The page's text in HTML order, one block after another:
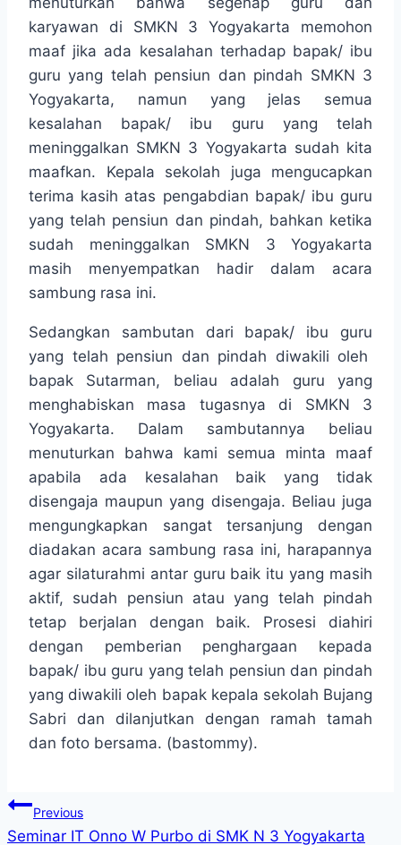
karyawan di SMKN 3 Yogyakarta memohon
maaf jika ada kesalahan terhadap bapak/ ibu
guru yang telah pensiun dan pindah SMKN 3
Yogyakarta, namun yang jelas semua
kesalahan bapak/ ibu guru yang telah
meninggalkan SMKN 3 Yogyakarta sudah kita
maafkan. Kepala sekolah juga mengucapkan
terima kasih atas pengabdian bapak/ ibu guru
yang telah pensiun dan pindah, bahkan ketika
sudah meninggalkan SMKN 3 Yogyakarta
masih menyempatkan hadir dalam acara
sambung rasa ini.
Sedangkan sambutan dari bapak/ ibu guru
yang telah pensiun dan pindah diwakili oleh
bapak Sutarman, beliau adalah guru yang
menghabiskan masa tugasnya di SMKN 3
Yogyakarta. Dalam sambutannya beliau
menuturkan bahwa kami semua minta maaf
apabila ada kesalahan baik yang tidak
disengaja maupun yang disengaja. Beliau juga
mengungkapkan sangat tersanjung dengan
diadakan acara sambung rasa ini, harapannya
agar silaturahmi antar guru baik itu yang masih
aktif, sudah pensiun atau yang telah pindah
tetap berjalan dengan baik. Prosesi diahiri
dengan pemberian penghargaan kepada
bapak/ ibu guru yang telah pensiun dan pindah
yang diwakili oleh bapak kepala sekolah Bujang
Sabri dan dilanjutkan dengan ramah tamah
dan foto bersama. (bastommy).
Navigasi
Previous
Seminar IT Onno W Purbo di SMK N 3 Yogyakarta